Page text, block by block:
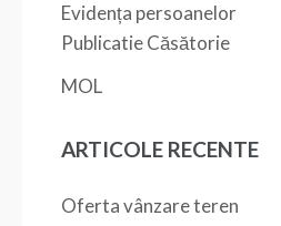
Evidența persoanelor
Publicatie Căsătorie
MOL
ARTICOLE RECENTE
Oferta vânzare teren